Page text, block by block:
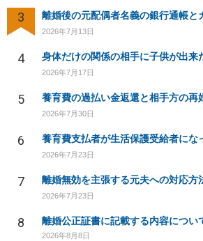
3
2026年7月13日
4
2026年7月17日
5 養育費の過払い金返還と相手方の再
2026年7月30日
6 養育費支払者が生活保護受給者にな
2026年7月23日
7 離婚無効を主張する元夫への対応方
2026年7月23日
8 離婚公正証書に記載する内容につい
2026年8月8日